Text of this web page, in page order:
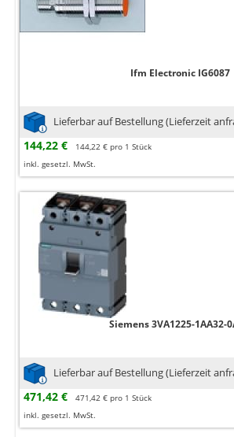
Ifm Electronic IG6087
Lieferbar auf Bestellung (Lieferzeit
144,22 €
144,22 € pro 1 Stück
inkl. gesetzl. MwSt.
Siemens 3VA1225-1AA32-
Lieferbar auf Bestellung (Lieferzeit
471,42 €
471,42 € pro 1 Stück
inkl. gesetzl. MwSt.